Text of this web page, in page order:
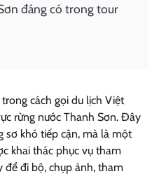
đáng có trong tour
cách gọi du lịch Việt
rừng nước Thanh Sơn. Đây
sơ khó tiếp cận, mà là một
khai thác phục vụ tham
để đi bộ, chụp ảnh, tham